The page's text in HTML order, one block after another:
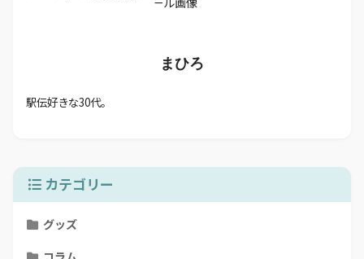
まひろ
駅伝好きな30代。
カテゴリー
グッズ